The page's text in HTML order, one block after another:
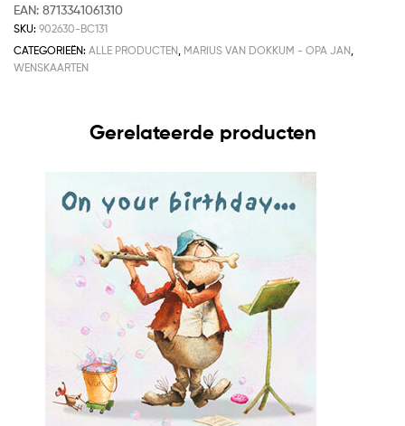
EAN: 8713341061310
SKU: 902630-BC131
CATEGORIEËN: ALLE PRODUCTEN MARIUS VAN DOKKUM - OPA JAN
WENSKAARTEN
Gerelateerde producten